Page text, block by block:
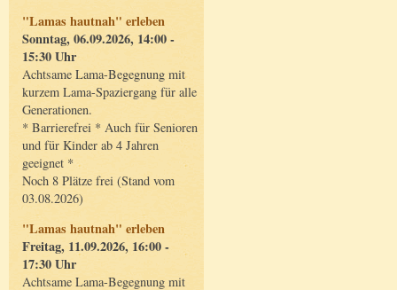
"Lamas hautnah" erleben
Sonntag, 06.09.2026, 14:00 -
15:30 Uhr
Achtsame Lama-Begegnung mit
kurzem Lama-Spaziergang für alle
Generationen.
* Barrierefrei * Auch für Senioren
und für Kinder ab 4 Jahren
geeignet *
Noch 8 Plätze frei (Stand vom
03.08.2026)
"Lamas hautnah" erleben
Freitag, 11.09.2026, 16:00 -
17:30 Uhr
Achtsame Lama-Begegnung mit